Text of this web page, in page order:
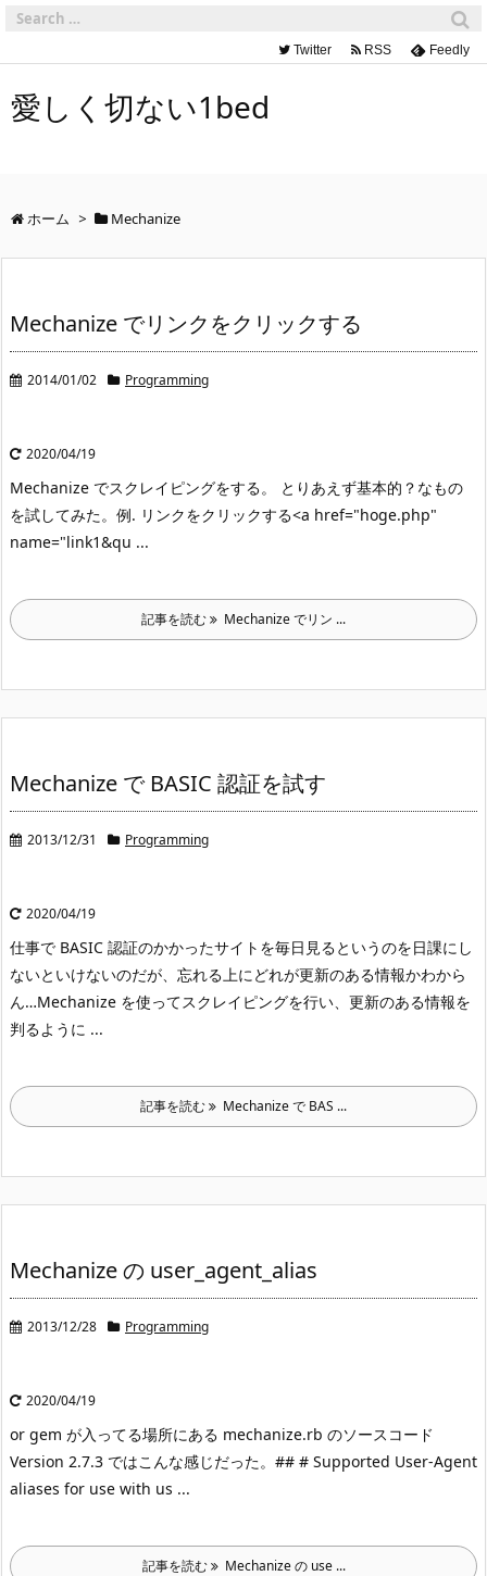
Twitter RSS Feedly
愛しく切ない1bed
ホーム > Mechanize
Mechanize でリンクをクリックする
2014/01/02 Programming
2020/04/19
Mechanize でスクレイピングをする。 とりあえず基本的？なもの
を試してみた。 例. リンクをクリックする<a href="hoge.php"
name="link1&qu ...
記事を読む Mechanize でリン ...
Mechanize で BASIC 認証を試す
2013/12/31 Programming
2020/04/19
仕事で BASIC 認証のかかったサイトを毎日見るというのを日課にし
ないといけないのだが、忘れる上にどれが更新のある情報かわから
ん…Mechanize を使ってスクレイピングを行い、更新のある情報を
判るように ...
記事を読む Mechanize で BAS ...
Mechanize の user_agent_alias
2013/12/28 Programming
2020/04/19
or gem が入ってる場所にある mechanize.rb のソースコード
Version 2.7.3 ではこんな感じだった。 ## # Supported User-Agent
aliases for use with us ...
記事を読む Mechanize の use ...